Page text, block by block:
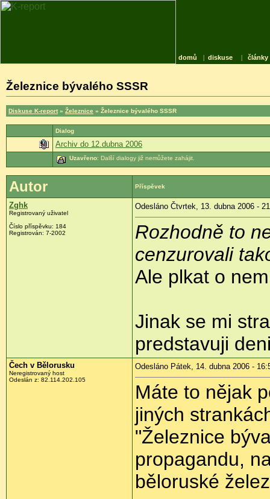
domů | diskuse | články
Železnice bývalého SSSR
Diskuse K-report » Železnice » Železnice bývalého SSSR
Dialog
Archiv do 12.dubna 2006
Uzavřeno: Další dialogy již nemůžete zahájit.
Autor Příspěvek
Zghk
Registrovaný uživatel
Číslo příspěvku: 184
Registrován: 7-2002
Odesláno Čtvrtek, 13. dubna 2006 -
Rozhodně to
cenzurovali
Ale plkat o
Jinak se mi
predstavuji
Čech v Bělorusku
Neregistrovaný host
Odeslán z: 82.114.202.105
Odesláno Pátek, 14. dubna 2006 -
Máte to nějak
jiných
"Železnice
propagandu,
běloruské